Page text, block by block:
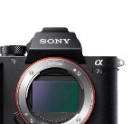
to hear from